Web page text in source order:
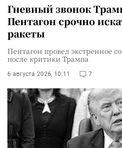
Гневный звонок
Пентагон срочно
ракеты
Пентагон провел экстренное
после критики Трампа
6 августа 2026, 10:11 7